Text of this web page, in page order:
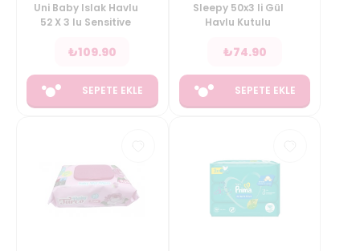
Uni Baby Islak Havlu
52 X 3 lu Sensitive
₺109.90
SEPETE EKLE
Sleepy 50x3 li Gül
Havlu Kutulu
₺74.90
SEPETE EKLE